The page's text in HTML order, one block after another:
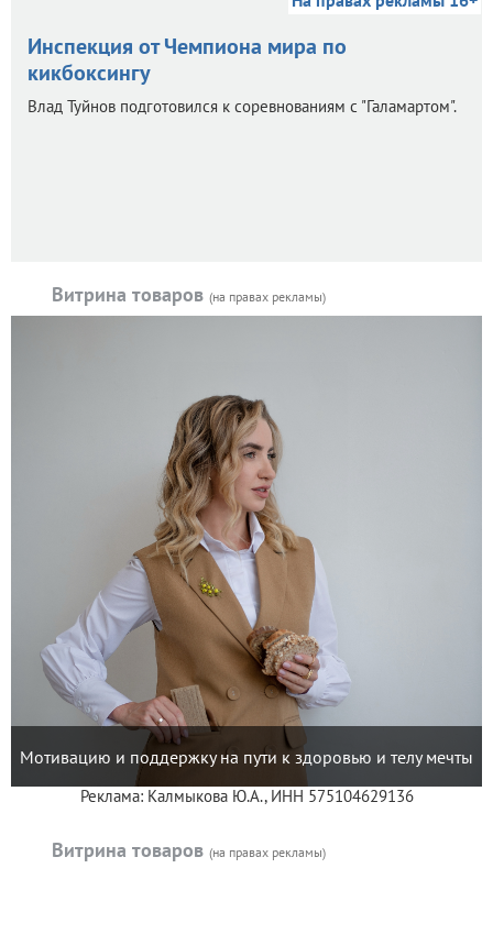
Инспекция от Чемпиона мира по
кикбоксингу
Влад Туйнов подготовился к соревнованиям с "Галамартом".
Витрина товаров (на правах рекламы)
Мотивацию и поддержку на пути к здоровью и телу мечты
Реклама: Калмыкова Ю.А., ИНН 575104629136
Витрина товаров (на правах рекламы)